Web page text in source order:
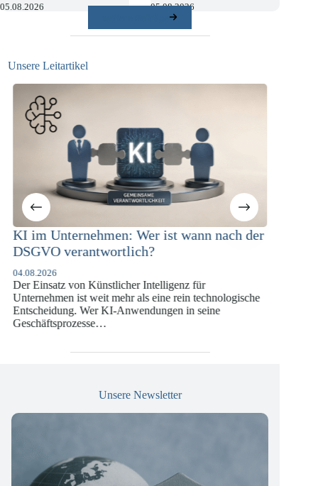
05.08.2026
05.08.2026
Unsere Leitartikel
Unternehmen: Wer ist wann nach der
verantwortlich?
von Künstlicher Intelligenz für
ist weit mehr als eine rein technologische
Wer KI-Anwendungen in seine
KI-
Die europäische
Unsere Newsletter